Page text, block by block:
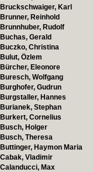
Bruckschwaiger, Karl
Brunner, Reinhold
Brunnhuber, Rudolf
Buchas, Gerald
Buczko, Christina
Bulut, Özlem
Bürcher, Eleonore
Buresch, Wolfgang
Burghofer, Gudrun
Burgstaller, Hannes
Burianek, Stephan
Burkert, Cornelius
Busch, Holger
Busch, Theresa
Buttinger, Haymon Maria
Cabak, Vladimir
Calanducci, Max